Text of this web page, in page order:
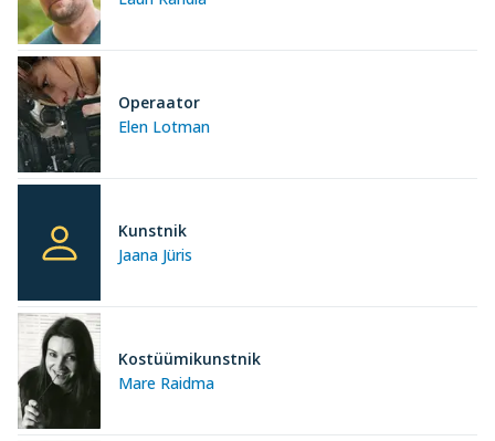
Elen Lotman
Operaator
Jaana Jüris
Kunstnik
Mare Raidma
Kostüümikunstnik